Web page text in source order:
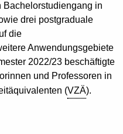
in
drei postgraduale
die
Anwendungsgebiete
2022/23 beschäftigte
und Professoren in
(VZÄ).